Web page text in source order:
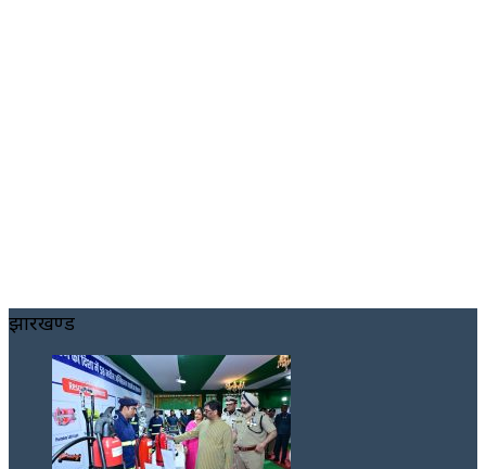
झारखण्ड